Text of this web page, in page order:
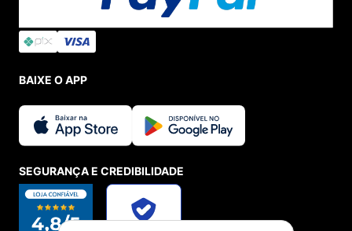
BAIXE O APP
SEGURANÇA E CREDIBILIDADE